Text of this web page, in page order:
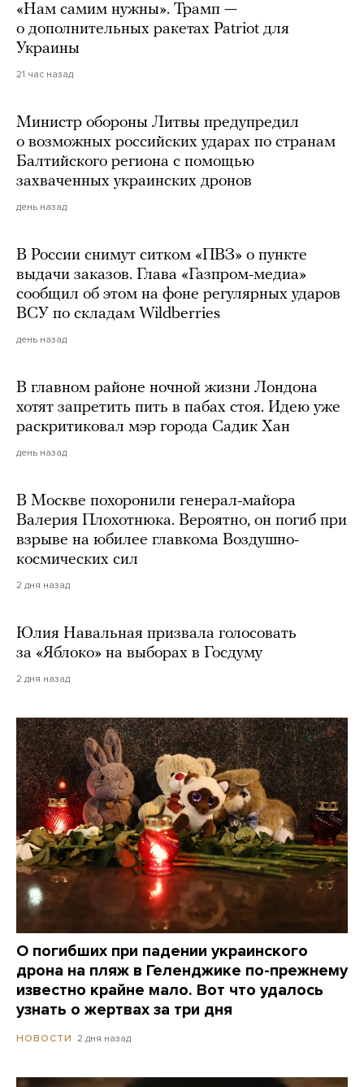
«Нам самим нужны». Трамп —
о дополнительных ракетах Patriot для
Украины
21 час назад
Министр обороны Литвы предупредил
о возможных российских ударах по странам
Балтийского региона с помощью
захваченных украинских дронов
день назад
В России снимут ситком «ПВЗ» о пункте
выдачи заказов. Глава «Газпром-медиа»
сообщил об этом на фоне регулярных ударов
ВСУ по складам Wildberries
день назад
В главном районе ночной жизни Лондона
хотят запретить пить в пабах стоя. Идею уже
раскритиковал мэр города Садик Хан
день назад
В Москве похоронили генерал-майора
Валерия Плохотнюка. Вероятно, он погиб при
взрыве на юбилее главкома Воздушно-
космических сил
2 дня назад
Юлия Навальная призвала голосовать
за «Яблоко» на выборах в Госдуму
2 дня назад
О погибших при падении украинского
дрона на пляж в Геленджике по-прежнему
известно крайне мало. Вот что удалось
узнать о жертвах за три дня
НОВОСТИ 2 дня назад